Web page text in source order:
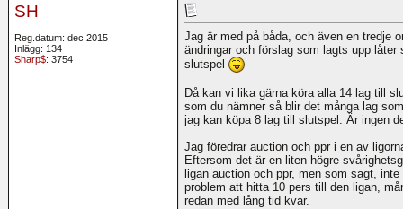
SH
Reg.datum: dec 2015
Inlägg: 134
Sharp$: 3754
Jag är med på båda, och även en tredje
ändringar och förslag som lagts upp
slutspel
Då kan vi lika gärna köra alla 14 lag till
som du nämner så blir det många lag
jag kan köpa 8 lag till slutspel. Är ingen
Jag föredrar auction och ppr i en av
Eftersom det är en liten högre
ligan auction och ppr, men som sagt,
problem att hitta 10 pers till den ligan,
redan med lång tid kvar.